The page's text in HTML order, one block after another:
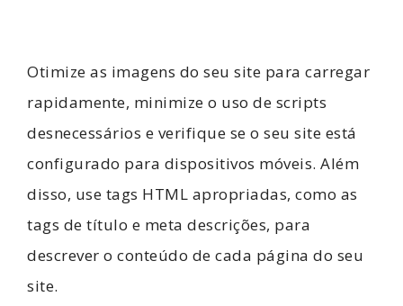
Otimize as imagens do seu site para carregar
rapidamente, minimize o uso de scripts
desnecessários e verifique se o seu site está
configurado para dispositivos móveis. Além
disso, use tags HTML apropriadas, como as
tags de título e meta descrições, para
descrever o conteúdo de cada página do seu
site.